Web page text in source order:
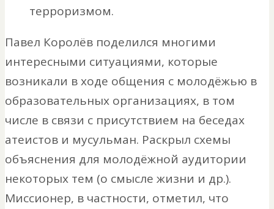
терроризмом.
Павел Королёв поделился многими
интересными ситуациями, которые
возникали в ходе общения с молодёжью в
образовательных организациях, в том
числе в связи с присутствием на беседах
атеистов и мусульман. Раскрыл схемы
объяснения для молодёжной аудитории
некоторых тем (о смысле жизни и др.).
Миссионер, в частности, отметил, что